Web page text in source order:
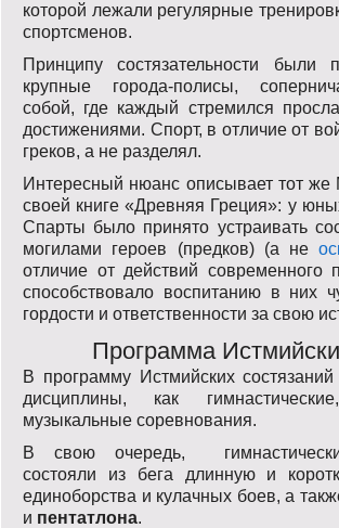
которой лежали регулярные
спортсменов.
Принципу состязательности были
крупные города-полисы,
собой, где каждый стремился
достижениями. Спорт, в отличие от
греков, а не разделял.
Интересный нюанс описывает тот
своей книге «Древняя Греция»: у
Спарты было принято устраивать
могилами героев (предков) (а не
отличие от действий современного
способствовало воспитанию в них
гордости и ответственности за свою
Программа
В программу Истмийских
дисциплины, как
музыкальные соревнования.
В свою очередь,
состояли из бега длинную и
единоборства и кулачных боев, а
и пентатлона.